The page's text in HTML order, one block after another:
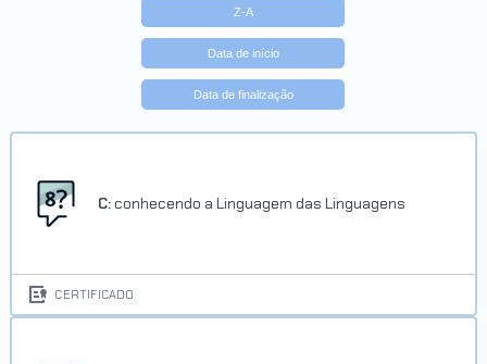
Z-A
Data de início
Data de finalização
C: conhecendo a Linguagem das Linguagens
CERTIFICADO